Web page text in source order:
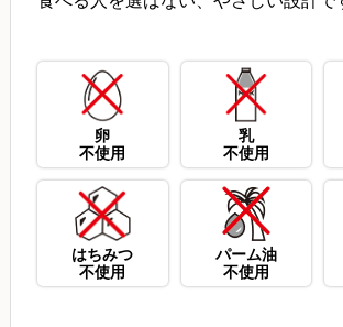
卵
不使用
乳
不使用
はちみつ
不使用
パーム油
不使用